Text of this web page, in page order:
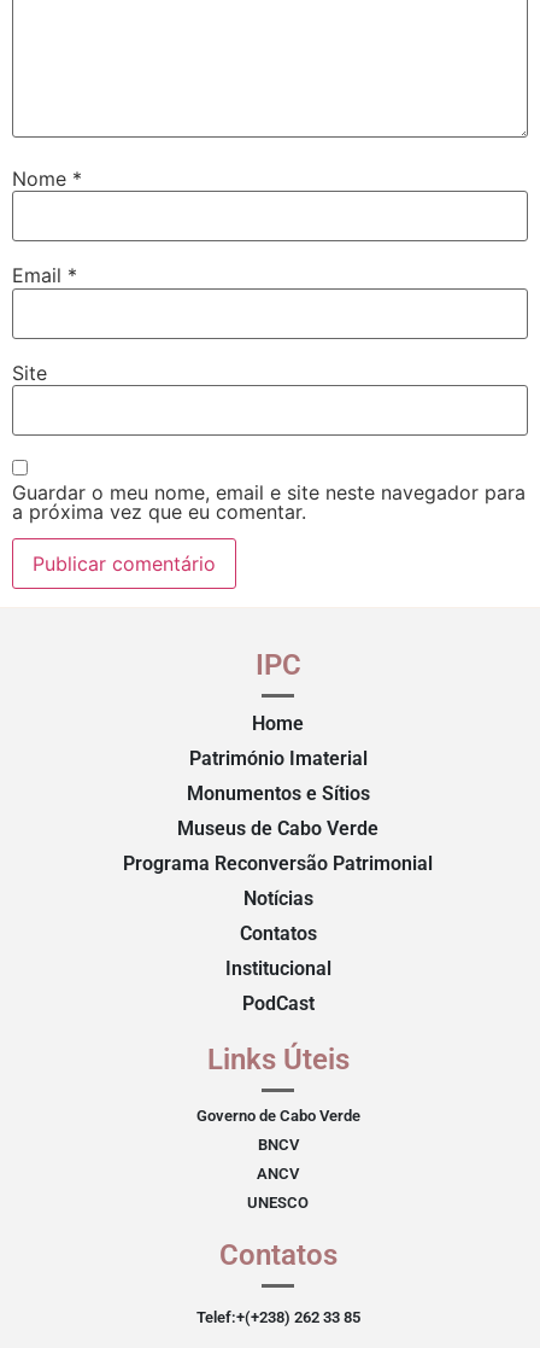
Nome *
Email *
Site
Guardar o meu nome, email e site neste navegador para
a próxima vez que eu comentar.
IPC
Home
Património Imaterial
Monumentos e Sítios
Museus de Cabo Verde
Programa Reconversão Patrimonial
Notícias
Contatos
Institucional
PodCast
Links Úteis
Governo de Cabo Verde
BNCV
ANCV
UNESCO
Contatos
Telef:+(+238) 262 33 85